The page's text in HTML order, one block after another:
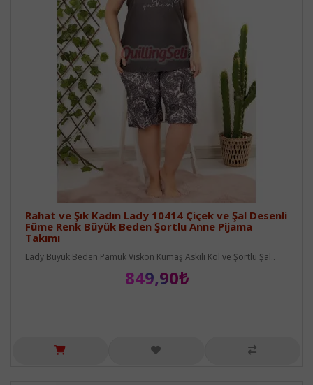
Rahat ve Şık Kadın Lady 10414 Çiçek ve Şal Desenli
Füme Renk Büyük Beden Şortlu Anne Pijama
Takımı
Lady Büyük Beden Pamuk Viskon Kumaş Askılı Kol ve Şortlu Şal..
849,90₺